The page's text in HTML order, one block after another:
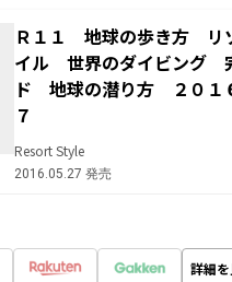
Ｒ１１ 地球の歩き方 リ
イル 世界のダイビング
ド 地球の潜り方 ２０１
７
Resort Style
2016.05.27 発売
詳細